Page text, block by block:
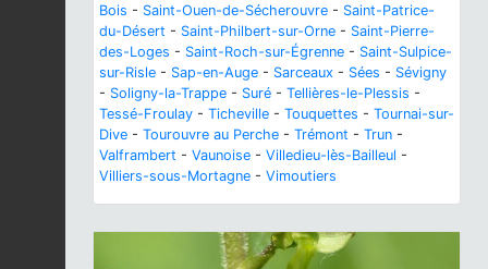
Bois - Saint-Ouen-de-Sécherouvre - Saint-Patrice-
du-Désert - Saint-Philbert-sur-Orne - Saint-Pierre-
des-Loges - Saint-Roch-sur-Égrenne - Saint-Sulpice-
sur-Risle - Sap-en-Auge - Sarceaux - Sées - Sévigny
- Soligny-la-Trappe - Suré - Tellières-le-Plessis -
Tessé-Froulay - Ticheville - Touquettes - Tournai-sur-
Dive - Tourouvre au Perche - Trémont - Trun -
Valframbert - Vaunoise - Villedieu-lès-Bailleul -
Villiers-sous-Mortagne - Vimoutiers